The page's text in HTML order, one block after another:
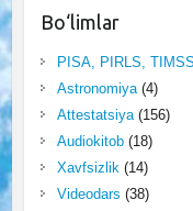
Bo‘limlar
PISA, PIRLS,
Astronomiya(4)
Attestatsiya(156)
Audiokitob(18)
Xavfsizlik(14)
Videodars (38)